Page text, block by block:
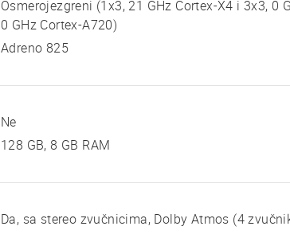
Osmerojezgreni (1x3, 21 GHz Cortex-X4 i 3x3, 0
0 GHz Cortex-A720)
Adreno 825
Ne
128 GB, 8 GB RAM
Da, sa stereo zvučnicima, Dolby Atmos (4